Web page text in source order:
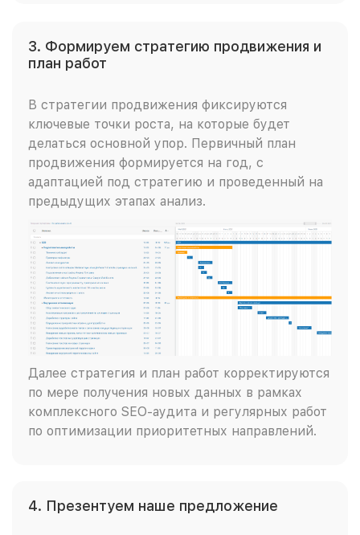
3. Формируем стратегию продвижения и
план работ
В стратегии продвижения фиксируются
ключевые точки роста, на которые будет
делаться основной упор. Первичный план
продвижения формируется на год, с
адаптацией под стратегию и проведенный на
предыдущих этапах анализ.
Далее стратегия и план работ корректируются
по мере получения новых данных в рамках
комплексного SEO-аудита и регулярных работ
по оптимизации приоритетных направлений.
4. Презентуем наше предложение